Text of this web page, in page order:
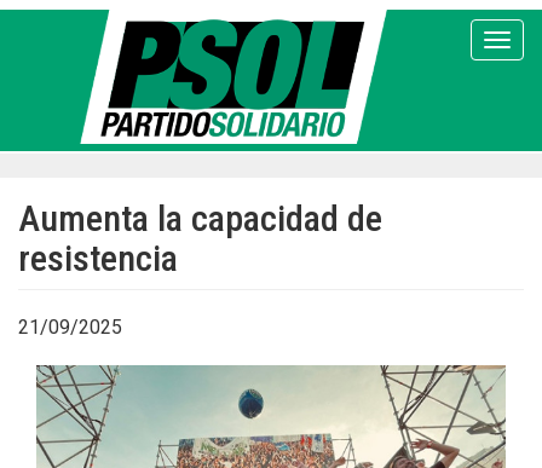
Pasar
Aumenta la capacidad de
resistencia
21/09/2025